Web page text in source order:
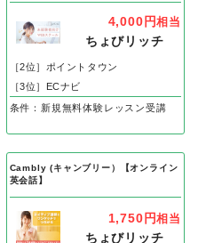
4,000円相当
ちょびリッチ
［2位］ポイントタウン
［3位］ECナビ
条件：新規無料体験レッスン受講
Cambly (キャンブリー）【オンライン
英会話】
1,750円相当
ちょびリッチ